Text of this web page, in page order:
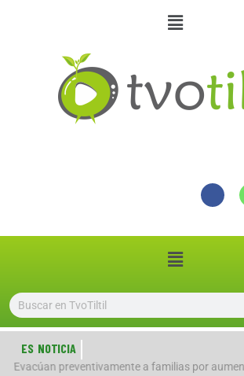
ES NOTICIA
Evacúan preventivamente a familias por